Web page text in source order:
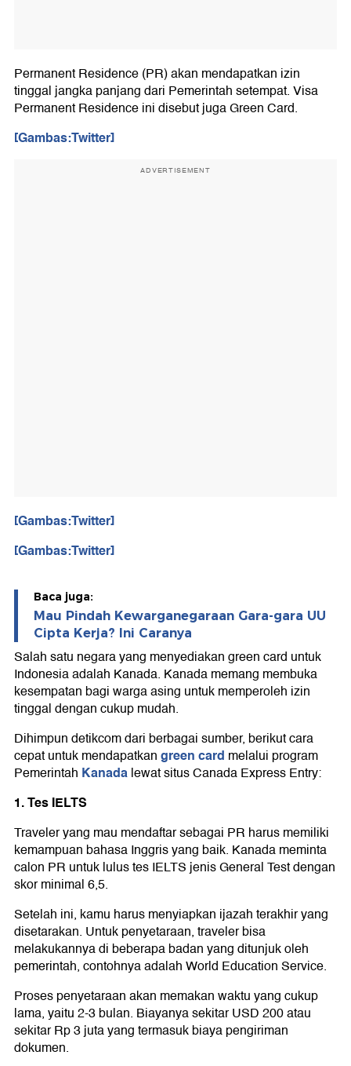
Permanent Residence (PR) akan mendapatkan izin
tinggal jangka panjang dari Pemerintah setempat. Visa
Permanent Residence ini disebut juga Green Card.
[Gambas:Twitter]
ADVERTISEMENT
[Gambas:Twitter]
[Gambas:Twitter]
Baca juga:
Mau Pindah Kewarganegaraan Gara-gara UU
Cipta Kerja? Ini Caranya
Salah satu negara yang menyediakan green card untuk
Indonesia adalah Kanada. Kanada memang membuka
kesempatan bagi warga asing untuk memperoleh izin
tinggal dengan cukup mudah.
Dihimpun detikcom dari berbagai sumber, berikut cara
cepat untuk mendapatkangreen card melalui program
Pemerintah Kanadalewat situs Canada Express Entry:
1. Tes IELTS
Traveler yang mau mendaftar sebagai PR harus memiliki
kemampuan bahasa Inggris yang baik. Kanada meminta
calon PR untuk lulus tes IELTS jenis General Test dengan
skor minimal 6,5.
Setelah ini, kamu harus menyiapkan ijazah terakhir yang
disetarakan. Untuk penyetaraan, traveler bisa
melakukannya di beberapa badan yang ditunjuk oleh
pemerintah, contohnya adalah World Education Service.
Proses penyetaraan akan memakan waktu yang cukup
lama, yaitu 2-3 bulan. Biayanya sekitar USD 200 atau
sekitar Rp 3 juta yang termasuk biaya pengiriman
dokumen.